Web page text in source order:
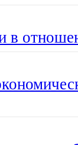
в